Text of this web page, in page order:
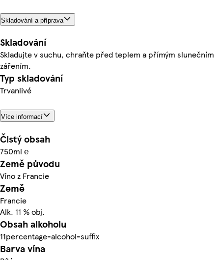
Skladování a příprava
Skladování
Skladujte v suchu, chraňte před teplem a přímým slunečním
zářením.
Typ skladování
Trvanlivé
Více informací
Čistý obsah
750ml ℮
Země původu
Víno z Francie
Země
Francie
Alk. 11 % obj.
Obsah alkoholu
11percentage-alcohol-suffix
Barva vína